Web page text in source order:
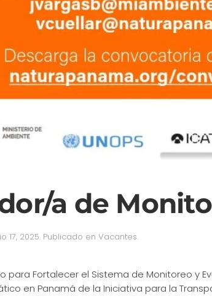
a de
17, 2025. Publicado en Vacantes.
para Fortalecer el Sistema de Monitoreo y
en Panamá de la Iniciativa para la